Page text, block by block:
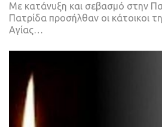
Με κατάνυξη και σεβασμό στην
Πατρίδα προσήλθαν οι κάτοικοι
Αγίας…